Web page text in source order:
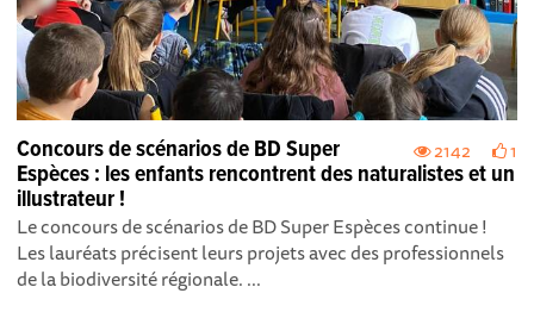
2142 1
Concours de scénarios de BD Super
Espèces : les enfants rencontrent des naturalistes et un
illustrateur !
Le concours de scénarios de BD Super Espèces continue !
Les lauréats précisent leurs projets avec des professionnels
de la biodiversité régionale. ...